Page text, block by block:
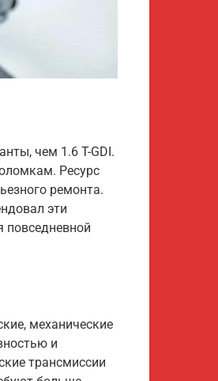
чем 1.6 T-GDI.
Ресурс
ремонта.
эти
повседневной
механические
и
трансмиссии